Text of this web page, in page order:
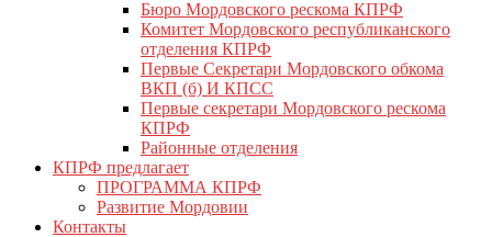
Бюро Мордовского рескома КПРФ
Комитет Мордовского республиканского
отделения КПРФ
Первые Секретари Мордовского обкома
ВКП (б) И КПСС
Первые секретари Мордовского рескома
КПРФ
Районные отделения
КПРФ предлагает
ПРОГРАММА КПРФ
Развитие Мордовии
Контакты